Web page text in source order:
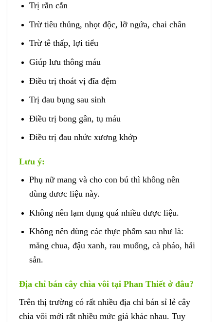
Trị rắn cắn
Trừ tiêu thủng, nhọt độc, lỡ ngứa, chai chân
Trừ tê thấp, lợi tiểu
Giúp lưu thông máu
Điều trị thoát vị đĩa đệm
Trị đau bụng sau sinh
Điều trị bong gân, tụ máu
Điều trị đau nhức xương khớp
Lưu ý:
Phụ nữ mang và cho con bú thì không nên
dùng dươc liệu này.
Không nên lạm dụng quá nhiều dược liệu.
Không nên dùng các thực phẩm sau như là:
măng chua, đậu xanh, rau muống, cà pháo, hải
sản.
Địa chỉ bán cây chìa vôi tại Phan Thiết ở đâu?
Trên thị trường có rất nhiều địa chỉ bán sỉ lẻ cây
chìa vôi mới rất nhiều mức giá khác nhau. Tuy